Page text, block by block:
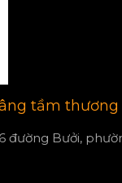
tầm
đường Bưởi,